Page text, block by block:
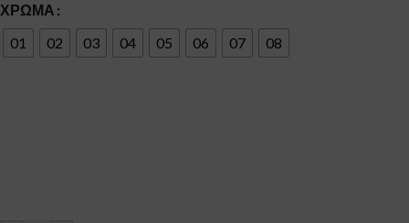
ΧΡΏΜΑ
01
02 03 04 05 06 07 08